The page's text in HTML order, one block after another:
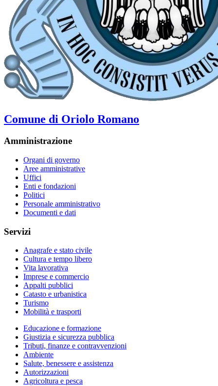
Comune di Oriolo Romano
Amministrazione
Organi di governo
Aree amministrative
Uffici
Enti e fondazioni
Politici
Personale amministrativo
Documenti e dati
Servizi
Anagrafe e stato civile
Cultura e tempo libero
Vita lavorativa
Imprese e commercio
Appalti pubblici
Catasto e urbanistica
Turismo
Mobilità e trasporti
Educazione e formazione
Giustizia e sicurezza pubblica
Tributi, finanze e contravvenzioni
Ambiente
Salute, benessere e assistenza
Autorizzazioni
Agricoltura e pesca